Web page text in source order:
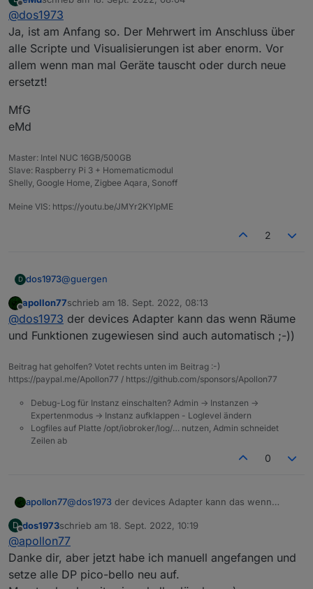
(habe intern Alias genutz) anzulegen, das artet ja
richtig in Arbeit aus....
Offlinezuletzt editiert von
@dos1973
Ja, ist am Anfang so. Der Mehrwert im Anschluss über
alle Scripte und Visualisierungen ist aber enorm. Vor
allem wenn man mal Geräte tauscht oder durch neue
ersetzt!
MfG
eMd
Master: Intel NUC 16GB/500GB
Slave: Raspberry Pi 3 + Homematicmodul
Shelly, Google Home, Zigbee Aqara, Sonoff
Meine VIS: https://youtu.be/JMYr2KYlpME
2
D dos1973@guergen
habe gestern die halbe Nacht verbracht alle Aliase
(habe intern Alias genutz) anzulegen, das artet ja
richtig in Arbeit aus....
Offline
apollon77schrieb am 18. Sept. 2022, 08:13
zuletzt editiert von
@dos1973 der devices Adapter kann das wenn Räume
und Funktionen zugewiesen sind auch automatisch ;-))
Beitrag hat geholfen? Votet rechts unten im Beitrag :-)
https://paypal.me/Apollon77 / https://github.com/sponsors/Apollon77
Debug-Log für Instanz einschalten? Admin -> Instanzen ->
Expertenmodus -> Instanz aufklappen - Loglevel ändern
Logfiles auf Platte /opt/iobroker/log/… nutzen, Admin schneidet
Zeilen ab
0
apollon77@dos1973 der devices Adapter kann das wenn
automatisch ;-))
D
Offline
dos1973schrieb am 18. Sept. 2022, 10:19
zuletzt editiert von
@apollon77
Danke dir, aber jetzt habe ich manuell angefangen und
setze alle DP pico-bello neu auf.